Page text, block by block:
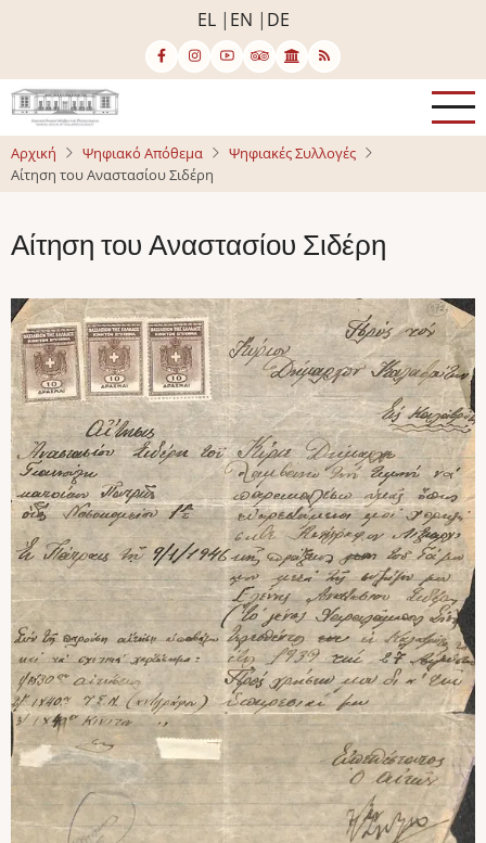
κυρίως
περιεχόμενο
EL EN DE
Αρχική Ψηφιακό Απόθεμα
Ψηφιακές Συλλογές
Αίτηση του Αναστασίου Σιδέρη
Αίτηση του Αναστασίου Σιδέρη
Image